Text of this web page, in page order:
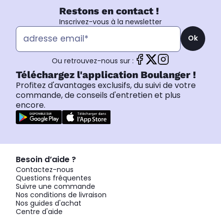
Restons en contact !
Inscrivez-vous à la newsletter
Ok
Ou retrouvez-nous sur :
Téléchargez l'application Boulanger !
Profitez d'avantages exclusifs, du suivi de votre
commande, de conseils d'entretien et plus
encore.
Besoin d’aide ?
Contactez-nous
Questions fréquentes
Suivre une commande
Nos conditions de livraison
Nos guides d'achat
Centre d'aide